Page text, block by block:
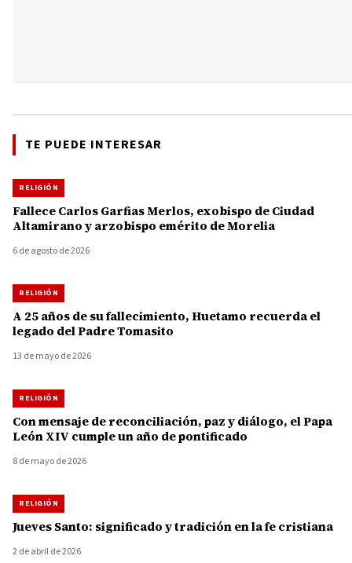
TE PUEDE INTERESAR
RELIGIÓN
Fallece Carlos Garfias Merlos, exobispo de Ciudad
Altamirano y arzobispo emérito de Morelia
6 de agosto de 2026
RELIGIÓN
A 25 años de su fallecimiento, Huetamo recuerda el
legado del Padre Tomasito
13 de mayo de 2026
RELIGIÓN
Con mensaje de reconciliación, paz y diálogo, el Papa
León XIV cumple un año de pontificado
8 de mayo de 2026
RELIGIÓN
Jueves Santo: significado y tradición en la fe cristiana
2 de abril de 2026